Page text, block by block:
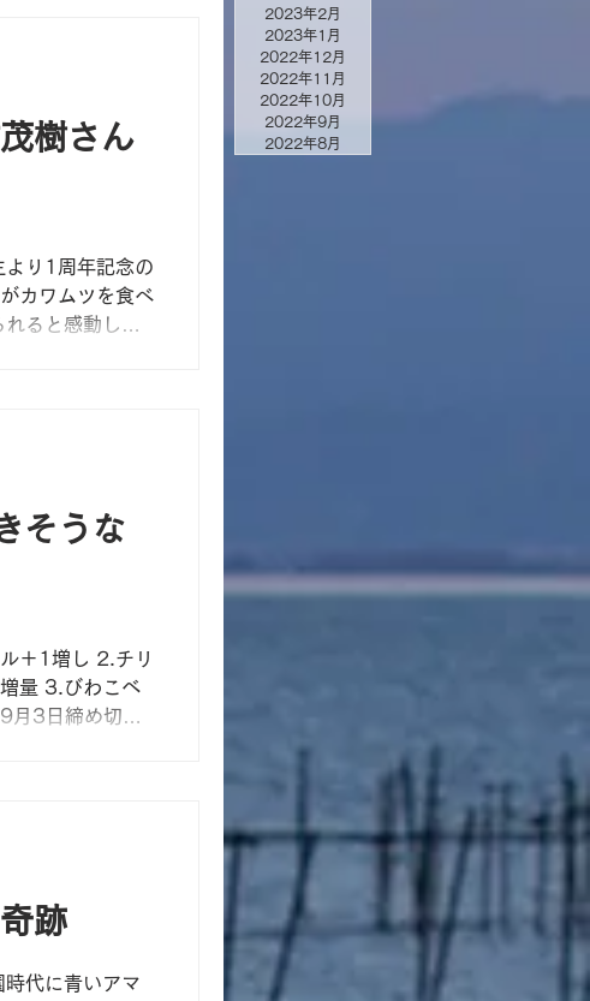
樹さん
より1周年記念の
カワムツを食べ
ると感動しま
そうな
＋1増し 2.チリ
量 3.びわこベ
月3日締め切り
跡
代に青いアマ
2023年2月
2023年1月
2022年12月
2022年11月
2022年10月
2022年9月
2022年8月